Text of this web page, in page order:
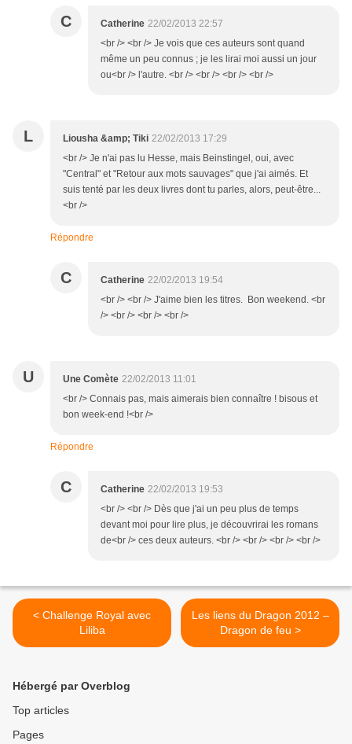
C Catherine 22/02/2013 22:57
<br /> <br /> Je vois que ces auteurs sont quand
même un peu connus ; je les lirai moi aussi un jour
ou<br /> l'autre. <br /> <br /> <br /> <br />
L Liousha &amp; Tiki 22/02/2013 17:29
<br /> Je n'ai pas lu Hesse, mais Beinstingel, oui, avec
"Central" et "Retour aux mots sauvages" que j'ai aimés. Et
suis tenté par les deux livres dont tu parles, alors, peut-être...
<br />
Répondre
C Catherine 22/02/2013 19:54
<br /> <br /> J'aime bien les titres. Bon weekend. <br
/> <br /> <br /> <br />
U Une Comète 22/02/2013 11:01
<br /> Connais pas, mais aimerais bien connaître ! bisous et
bon week-end !<br />
Répondre
C Catherine 22/02/2013 19:53
<br /> <br /> Dès que j'ai un peu plus de temps
devant moi pour lire plus, je découvrirai les romans
de<br /> ces deux auteurs. <br /> <br /> <br /> <br />
< Challenge Royal avec
Liliba
Les liens du Dragon 2012 –
Dragon de feu >
Hébergé par Overblog
Top articles
Pages